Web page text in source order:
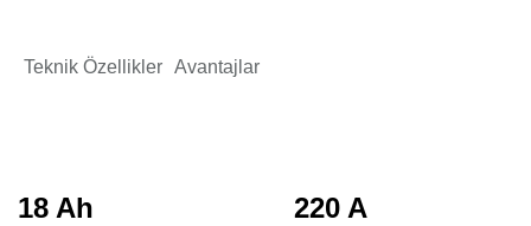
Teknik Özellikler Avantajlar
18 Ah 220 A